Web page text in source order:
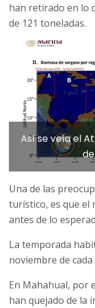
han retirado en lo
de 121 toneladas.
Así se veía el
Una de las
turístico, es que el
antes de lo
La temporada
noviembre de cada
En Mahahual, por
han quejado de la